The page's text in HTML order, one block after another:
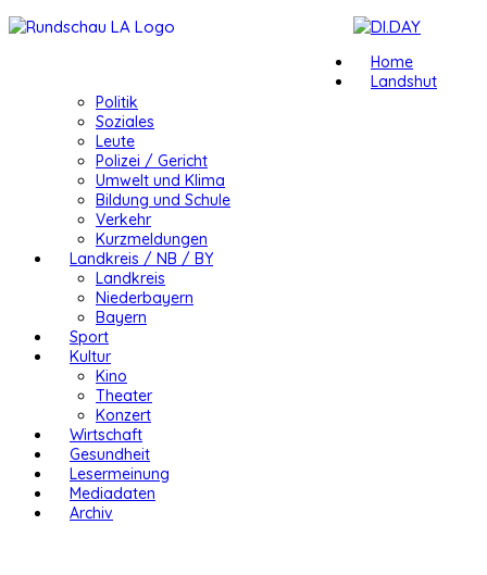
Home
Landshut
Politik
Soziales
Leute
Polizei / Gericht
Umwelt und Klima
Bildung und Schule
Verkehr
Kurzmeldungen
Landkreis / NB / BY
Landkreis
Niederbayern
Bayern
Sport
Kultur
Kino
Theater
Konzert
Wirtschaft
Gesundheit
Lesermeinung
Mediadaten
Archiv